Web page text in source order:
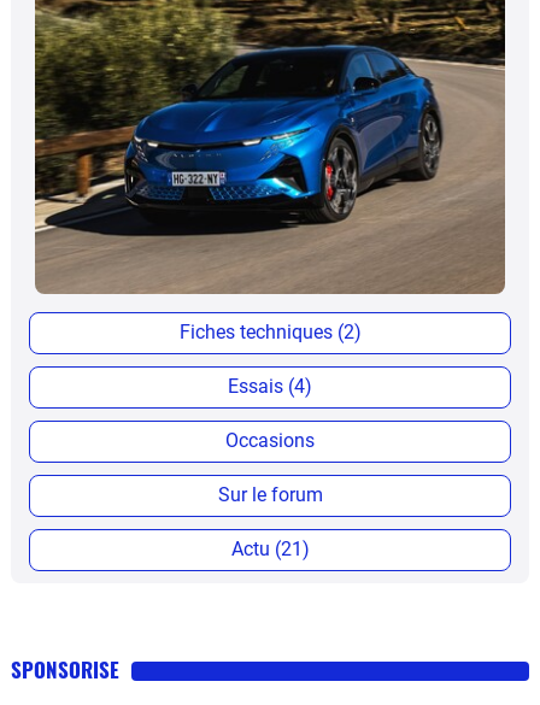
Fiches techniques (2)
Essais (4)
Occasions
Sur le forum
Actu (21)
SPONSORISE